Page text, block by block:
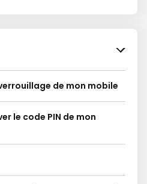
de mon mobile
le code PIN de mon